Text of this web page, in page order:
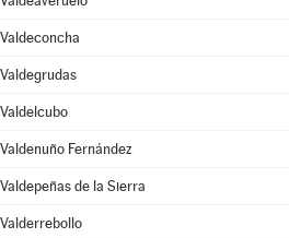
Valdeconcha
Valdegrudas
Valdelcubo
Valdenuño Fernández
Valdepeñas de la Sierra
Valderrebollo